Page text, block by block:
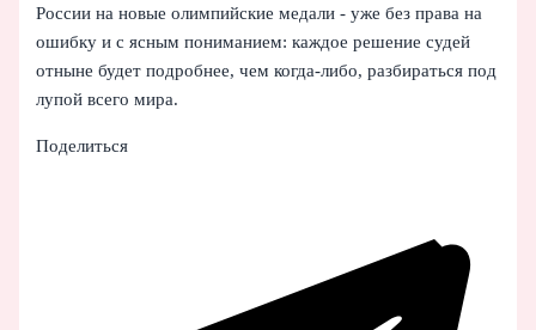
России на новые олимпийские медали - уже без права на
ошибку и с ясным пониманием: каждое решение судей
отныне будет подробнее, чем когда-либо, разбираться под
лупой всего мира.
Поделиться